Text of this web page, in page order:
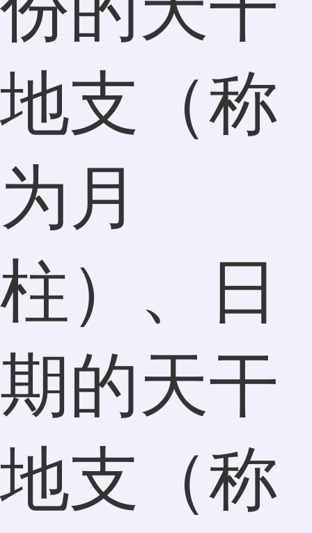
地支（称
为月
柱）、日
期的天干
地支（称